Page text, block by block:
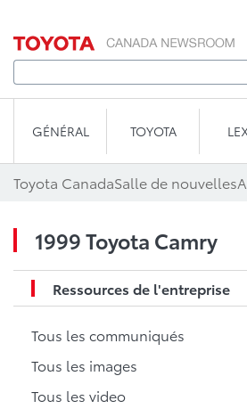
GÉNÉRAL TOYOTA
Toyota CanadaSalle de nouvelles
1999 Toyota Camry
Ressources de l'entreprise
Tous les communiqués
Tous les images
Tous les video